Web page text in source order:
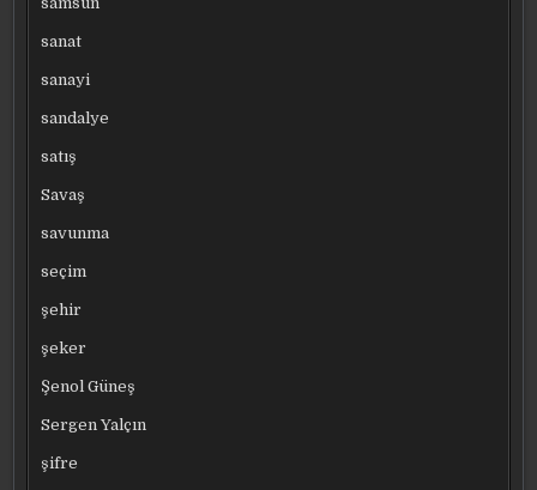
sanat
sanayi
sandalye
satış
Savaş
savunma
seçim
şehir
şeker
Şenol Güneş
Sergen Yalçın
şifre